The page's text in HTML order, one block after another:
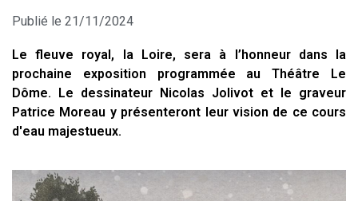
Publié le 21/11/2024
Le fleuve royal, la Loire, sera à l’honneur dans la
prochaine exposition programmée au Théâtre Le
Dôme. Le dessinateur Nicolas Jolivot et le graveur
Patrice Moreau y présenteront leur vision de ce cours
d'eau majestueux.